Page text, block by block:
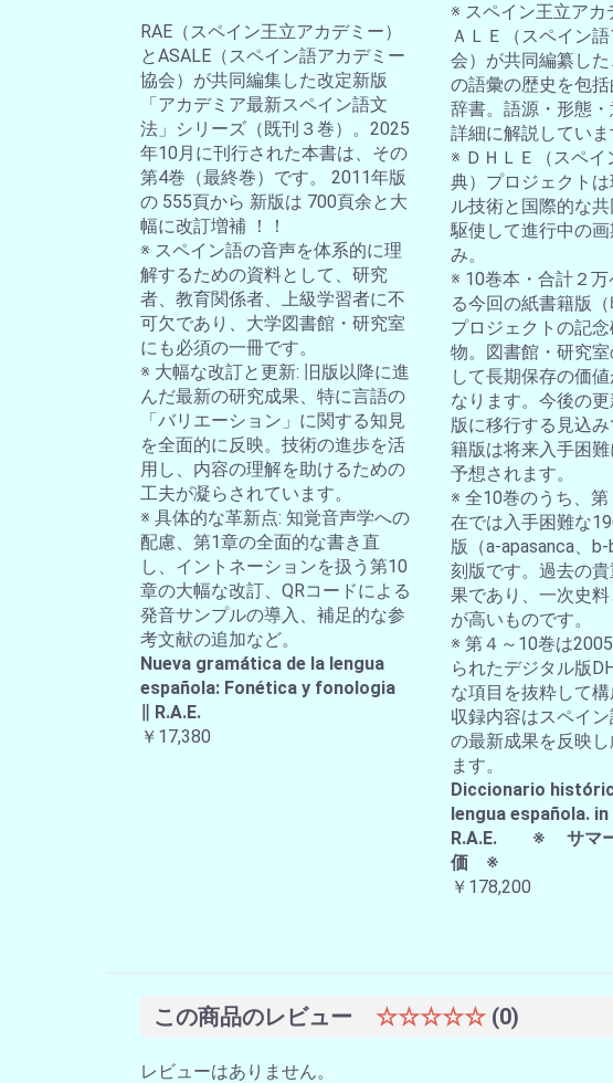
RAE（スペイン王立アカデミー）
とASALE（スペイン語アカデミー
協会）が共同編集した改定新版
「アカデミア最新スペイン語文
法」シリーズ（既刊３巻）。2025
年10月に刊行された本書は、その
第4巻（最終巻）です。 2011年版
の 555頁から 新版は 700頁余と大
幅に改訂増補 ！！
※ スペイン語の音声を体系的に理
解するための資料として、研究
者、教育関係者、上級学習者に不
可欠であり、大学図書館・研究室
にも必須の一冊です。
※ 大幅な改訂と更新: 旧版以降に進
んだ最新の研究成果、特に言語の
「バリエーション」に関する知見
を全面的に反映。技術の進歩を活
用し、内容の理解を助けるための
工夫が凝らされています。
※ 具体的な革新点: 知覚音声学への
配慮、第1章の全面的な書き直
し、イントネーションを扱う第10
章の大幅な改訂、QRコードによる
発音サンプルの導入、補足的な参
考文献の追加など。
Nueva gramática de la lengua
española: Fonética y fonologia
∥ R.A.E.
￥17,380
※ スペイン王立アカ
ＡＬＥ（スペイン
会）が共同編纂し
の語彙の歴史を包
辞書。語源・形態
詳細に解説していま
※ ＤＨＬＥ（スペイ
典）プロジェクト
ル技術と国際的な
駆使して進行中の
み。
※ 10巻本・合計２
る今回の紙書籍版
プロジェクトの記
物。図書館・研究
して長期保存の価
なります。今後の
版に移行する見込
籍版は将来入手困
予想されます。
※ 全10巻のうち、
在では入手困難な
版（a-apasanca、
刻版です。過去の
果であり、一次史
が高いものです。
※ 第４～10巻は
られたデジタル版
な項目を抜粋して構
収録内容はスペイ
の最新成果を反映
ます。
Diccionario
lengua española.
R.A.E. ※ サマー
価 ※
￥178,200
この商品のレビュー ☆☆☆☆☆ (0)
レビューはありません。